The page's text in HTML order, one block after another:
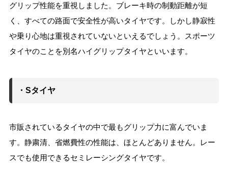
グリップ性能を重視しました。ブレーキ時の制動距離が短
く、すべての路面で安全性が高いタイヤです。しかし静寂性
や乗り心地は重視されていないといえるでしょう。スポーツ
タイヤのことを別名ハイグリップタイヤといいます。
・Sタイヤ
市販されているタイヤの中で最もグリップ力に富んでいま
す。静粛清、省燃費性の性能は、ほとんどありません。レー
スでも使用できるセミレーシングタイヤです。